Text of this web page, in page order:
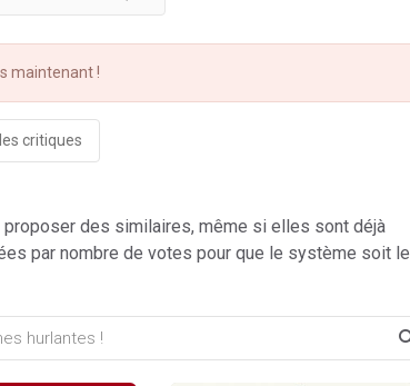
maintenant !
critiques
des similaires, même si elles sont déjà
par nombre de votes pour que le système soit le